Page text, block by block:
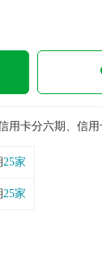
用卡分六期、信
25家
25家